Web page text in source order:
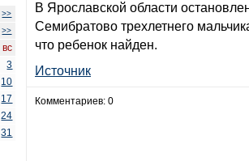
>>
>>
вс
3
10
17
24
31
В Ярославской области
Семибратово трехлетнего
что ребенок найден.
Источник
Комментариев: 0